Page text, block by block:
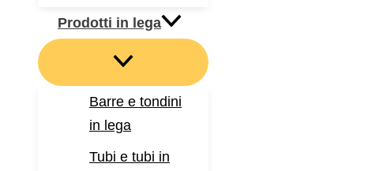
Prodotti in lega
Barre e tondini
in lega
Tubi e tubi in